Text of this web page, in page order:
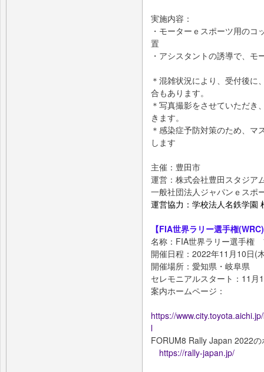
実施内容：
・モーターｅスポーツ用の
置
・アシスタントの誘導で、
＊混雑状況により、受付後に
合もあります。
＊写真撮影をさせていただき
きます。
＊感染症予防対策のため、マ
します
主催：豊田市
運営：株式会社豊田スタジア
一般社団法人ジャパンｅスポ
運営協力：学校法人名鉄学園
【FIA世界ラリー選手権
名称：FIA世界ラリー選手権
開催日程：2022年11月10日(
開催場所：愛知県・岐阜県
セレモニアルスタート：11
案内ホームページ：
https://
l
FORUM8 Rally Japan 2022
https://rally-japan.jp/